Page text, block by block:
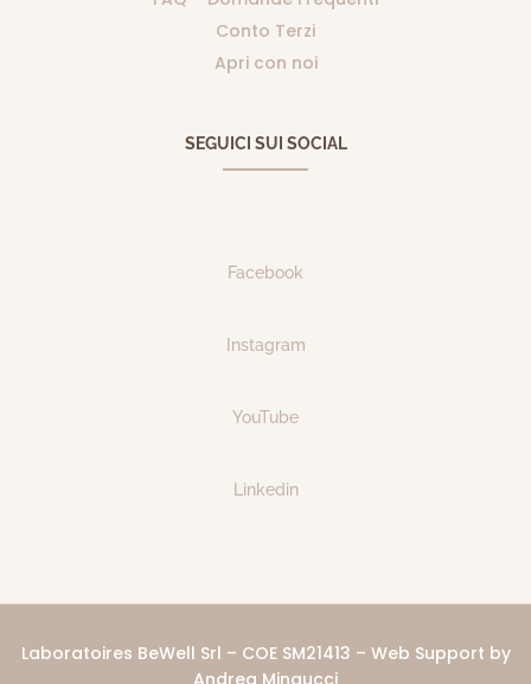
Conto Terzi
Apri con noi
SEGUICI SUI SOCIAL
Facebook
Instagram
YouTube
Linkedin
Laboratoires BeWell Srl – COE SM21413 – Web Support by